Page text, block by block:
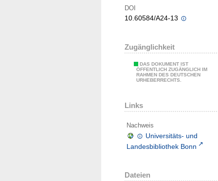
DOI
10.60584/A24-13
Zugänglichkeit
DAS DOKUMENT IST
ÖFFENTLICH ZUGÄNGLICH IM
RAHMEN DES DEUTSCHEN
URHEBERRECHTS.
Links
Nachweis
Universitäts- und
Landesbibliothek Bonn
Dateien